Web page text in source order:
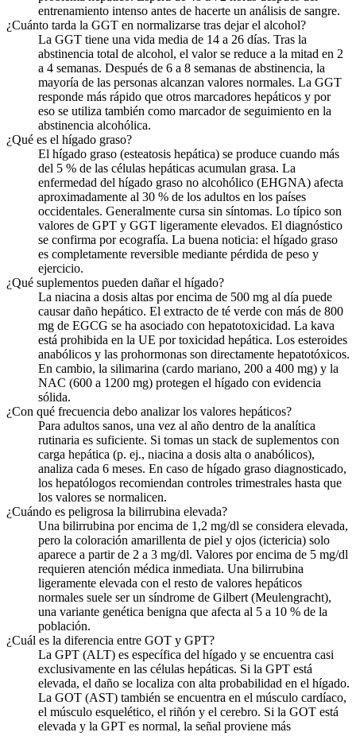
entrenamiento intenso antes de hacerte un análisis de sangre.
¿Cuánto tarda la GGT en normalizarse tras dejar el alcohol?
La GGT tiene una vida media de 14 a 26 días. Tras la
abstinencia total de alcohol, el valor se reduce a la mitad en 2
a 4 semanas. Después de 6 a 8 semanas de abstinencia, la
mayoría de las personas alcanzan valores normales. La GGT
responde más rápido que otros marcadores hepáticos y por
eso se utiliza también como marcador de seguimiento en la
abstinencia alcohólica.
¿Qué es el hígado graso?
El hígado graso (esteatosis hepática) se produce cuando más
del 5 % de las células hepáticas acumulan grasa. La
enfermedad del hígado graso no alcohólico (EHGNA) afecta
aproximadamente al 30 % de los adultos en los países
occidentales. Generalmente cursa sin síntomas. Lo típico son
valores de GPT y GGT ligeramente elevados. El diagnóstico
se confirma por ecografía. La buena noticia: el hígado graso
es completamente reversible mediante pérdida de peso y
ejercicio.
¿Qué suplementos pueden dañar el hígado?
La niacina a dosis altas por encima de 500 mg al día puede
causar daño hepático. El extracto de té verde con más de 800
mg de EGCG se ha asociado con hepatotoxicidad. La kava
está prohibida en la UE por toxicidad hepática. Los esteroides
anabólicos y las prohormonas son directamente hepatotóxicos.
En cambio, la silimarina (cardo mariano, 200 a 400 mg) y la
NAC (600 a 1200 mg) protegen el hígado con evidencia
sólida.
¿Con qué frecuencia debo analizar los valores hepáticos?
Para adultos sanos, una vez al año dentro de la analítica
rutinaria es suficiente. Si tomas un stack de suplementos con
carga hepática (p. ej., niacina a dosis alta o anabólicos),
analiza cada 6 meses. En caso de hígado graso diagnosticado,
los hepatólogos recomiendan controles trimestrales hasta que
los valores se normalicen.
¿Cuándo es peligrosa la bilirrubina elevada?
Una bilirrubina por encima de 1,2 mg/dl se considera elevada,
pero la coloración amarillenta de piel y ojos (ictericia) solo
aparece a partir de 2 a 3 mg/dl. Valores por encima de 5 mg/dl
requieren atención médica inmediata. Una bilirrubina
ligeramente elevada con el resto de valores hepáticos
normales suele ser un síndrome de Gilbert (Meulengracht),
una variante genética benigna que afecta al 5 a 10 % de la
población.
¿Cuál es la diferencia entre GOT y GPT?
La GPT (ALT) es específica del hígado y se encuentra casi
exclusivamente en las células hepáticas. Si la GPT está
elevada, el daño se localiza con alta probabilidad en el hígado.
La GOT (AST) también se encuentra en el músculo cardíaco,
el músculo esquelético, el riñón y el cerebro. Si la GOT está
elevada y la GPT es normal, la señal proviene más